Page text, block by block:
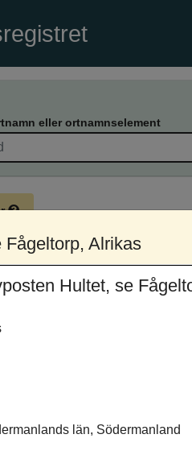
eller ortnamnselement
bebyggelse, Lerbo sn,
lht, Uppteckningar
Alrikas
Hultet, se
län, Södermanland